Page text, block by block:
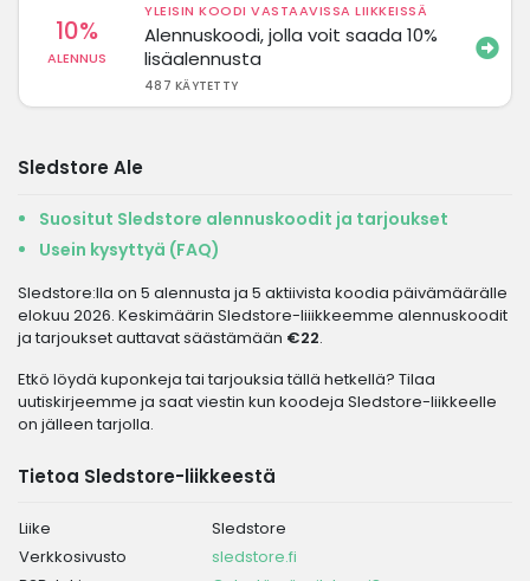
10%
ALENNUS
YLEISIN KOODI VASTAAVISSA LIIKKEISSÄ
Alennuskoodi, jolla voit saada 10%
lisäalennusta
487 KÄYTETTY
Sledstore Ale
Suositut Sledstore alennuskoodit ja tarjoukset
Usein kysyttyä (FAQ)
Sledstore:lla on 5 alennusta ja 5 aktiivista koodia päivämäärälle
elokuu 2026. Keskimäärin Sledstore-liiikkeemme alennuskoodit
ja tarjoukset auttavat säästämään €22.
Etkö löydä kuponkeja tai tarjouksia tällä hetkellä? Tilaa
uutiskirjeemme ja saat viestin kun koodeja Sledstore-liikkeelle
on jälleen tarjolla.
Tietoa Sledstore-liikkeestä
Liike
Sledstore
Verkkosivusto
sledstore.fi